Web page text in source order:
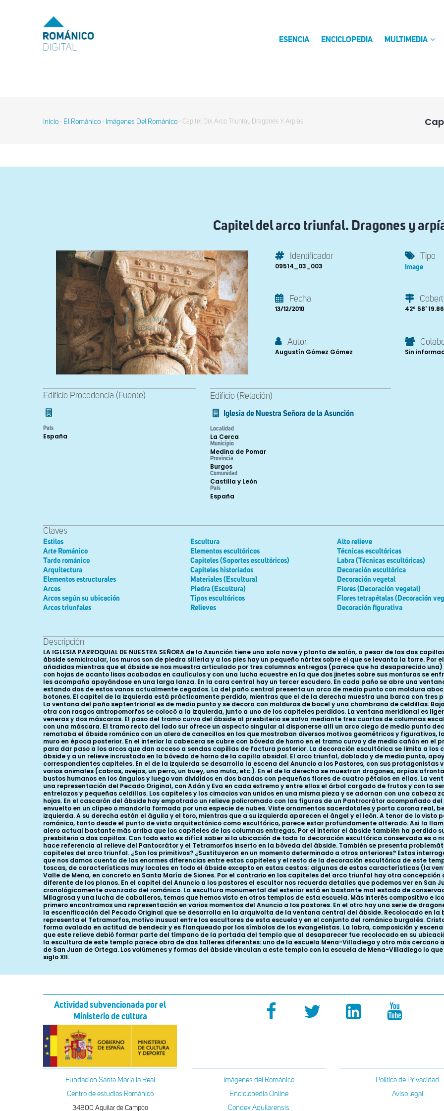
MENU
TOP
ESENCIA ENCICLOPEDIA MULTIMEDIA
Sobrescribir
Inicio - El Románico - Imágenes Del Románico - Capitel Del Arco Triunfal. Dragones Y Arpías
Capitel del arco triunfal. Dragones y
Identificador
09514_03_003
Tipo
Image
Fecha
13/12/2010 42º 58'
Autor
Augustín Gómez Gómez Sin
Edificio Procedencia (Fuente)
País
España
Edificio (Relación)
Iglesia de Nuestra Señora de la Asunción
Localidad
La Cerca
Municipio
Medina de Pomar
Provincia
Burgos
Comunidad
Castilla y León
País
España
Claves
Estilos
Arte Románico
Tardo románico
Arquitectura
Elementos estructurales
Arcos
Arcos según su ubicación
Arcos triunfales
Escultura
Elementos escultóricos
Capiteles (Soportes escultóricos)
Capiteles historiados
Materiales (Escultura)
Piedra (Escultura)
Tipos escultóricos
Relieves
Alto relieve
Técnicas escultóricas
Labra (Técnicas escultóricas)
Decoración escultórica
Decoración vegetal
Flores (Decoración vegetal)
Flores tetrapétalas (Decoración
Decoración figurativa
Descripción
LA IGLESIA PARROQUIAL DE NUESTRA SEÑORA de la Asunción tiene una sola nave y planta de salón, a pesar de las dos
ábside semicircular, los muros son de piedra sillería y a los pies hay un pequeño nártex sobre el que se levanta la torre.
añadidas mientras que el ábside se nos muestra articulado por tres columnas entregas (parece que ha desaparecido
con hojas de acanto lisas acabadas en caulículos y con una lucha ecuestre en la que dos jinetes sobre sus monturas se
les acompaña apoyándose en una larga lanza. En la cara central hay un tercer escudero. En cada paño se abre una
estando dos de estos vanos actualmente cegados. La del paño central presenta un arco de medio punto con moldura
botones. El capitel de la izquierda está prácticamente perdido, mientras que el de la derecha muestra una barca con tres
La ventana del paño septentrional es de medio punto y se decora con molduras de bocel y una chambrana de celdillas.
otra con rasgos antropomorfos se colocó a la izquierda, junto a uno de los capiteles perdidos. La ventana meridional es
veneras y dos máscaras. El paso del tramo curvo del ábside al presbiterio se salva mediante tres cuartos de columnas
con una máscara. El tramo recto del lado sur ofrece un aspecto singular al disponerse allí un arco ciego de medio punto
remataba el ábside románico con un alero de canecillos en los que mostraban diversos motivos geométricos y figurativos,
muro en época posterior. En el interior la cabecera se cubre con bóveda de horno en el tramo curvo y de medio cañón en el
para dar paso a los arcos que dan acceso a sendas capillas de factura posterior. La decoración escultórica se limita a
ábside y a un relieve incrustado en la bóveda de horno de la capilla absidal. El arco triunfal, doblado y de medio punto,
correspondientes capiteles. En el de la izquierda se desarrolla la escena del Anuncio a los Pastores, con sus
varios animales (cabras, ovejas, un perro, un buey, una mula, etc.). En el de la derecha se muestran dragones, arpías
bustos humanos en los ángulos y luego van divididos en dos bandas con pequeñas flores de cuatro pétalos en ellas. La
una representación del Pecado Original, con Adán y Eva en cada extremo y entre ellos el árbol cargado de frutos y con la
entrelazos y pequeñas celdillas. Los capiteles y los cimacios van unidos en una misma pieza y se adornan con una
hojas. En el cascarón del ábside hay empotrado un relieve policromado con las figuras de un Pantrocrátor acompañado
envuelto en un clípeo o mandorla formada por una especie de nubes. Viste ornamentos sacerdotales y porta corona real,
izquierda. A su derecha están el águila y el toro, mientras que a su izquierda aparecen el ángel y el león. A tenor de lo visto
románico, tanto desde el punto de vista arquitectónico como escultórico, parece estar profundamente alterado. Así la
alero actual bastante más arriba que los capiteles de las columnas entregas. Por el interior el ábside también ha perdido
presbiterio a dos capillas. Con todo esto es difícil saber si la ubicación de toda la decoración escultórica conservada es o
hace referencia al relieve del Pantocrátor y el Tetramorfos inserto en la bóveda del ábside. También se presenta
capiteles del arco triunfal. ¿Son los primitivos? ¿Sustituyeron en un momento determinado a otros anteriores? Estas
que nos damos cuenta de las enormes diferencias entre estos capiteles y el resto de la decoración escultórica de este
toscas, de características muy locales en todo el ábside excepto en estas cestas; algunas de estas características (la
Valle de Mena, en concreto en Santa María de Siones. Por el contrario en los capiteles del arco triunfal hay otra
diferente de los planos. En el capitel del Anuncio a los pastores el escultor nos recuerda detalles que podemos ver en San
cronológicamente avanzado del románico. La escultura monumental del exterior está en bastante mal estado de
Milagrosa y una lucha de caballeros, temas que hemos visto en otros templos de esta escuela. Más interés compositivo e
primero encontramos una representación en varios momentos del Anuncio a los pastores. En el otro hay una serie de
la escenificación del Pecado Original que se desarrolla en la arquivolta de la ventana central del ábside. Recolocado en la
representa el Tetramorfos, motivo inusual entre los escultores de esta escuela y en el conjunto del románico burgalés.
forma ovalada en actitud de bendecir y es flanqueado por los símbolos de los evangelistas. La labra, composición y
que este relieve debió formar parte del tímpano de la portada del templo que al desaparecer fue recolocado en su
la escultura de este templo parece obra de dos talleres diferentes: uno de la escuela Mena-Villadiego y otro más
de San Juan de Ortega. Los volúmenes y formas del ábside vinculan a este templo con la escuela de Mena-Villadiego lo
siglo XII.
Actividad subvencionada por el
Ministerio de cultura
Fundacion Santa Maria la Real
Centro de estudios Románico
34800 Aguilar de Campoo
Imágenes del Románico
Enciclopedia Online
Condex Aquilarensis
Política de Privacidad
Aviso legal